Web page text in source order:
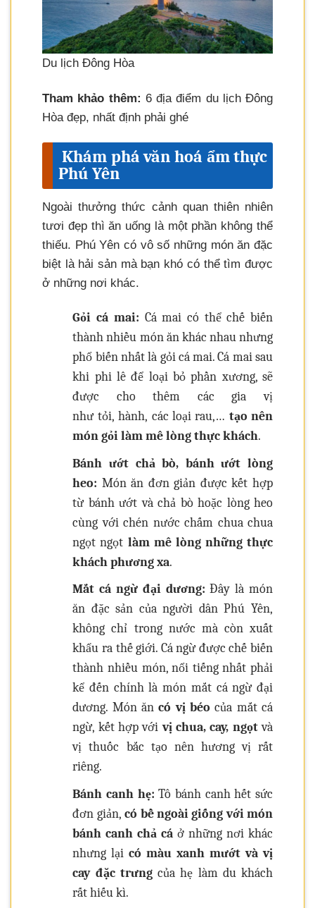
Du lịch Đông Hòa
Tham khảo thêm: 6 địa điểm du lịch Đông
Hòa đẹp, nhất định phải ghé
Khám phá văn hoá ẩm thực
Phú Yên
Ngoài thưởng thức cảnh quan thiên nhiên
tươi đẹp thì ăn uống là một phần không thể
thiếu. Phú Yên có vô số những món ăn đặc
biệt là hải sản mà bạn khó có thể tìm được
ở những nơi khác.
Gỏi cá mai: Cá mai có thể chế biến
thành nhiều món ăn khác nhau nhưng
phổ biến nhất là gỏi cá mai. Cá mai sau
khi phi lê để loại bỏ phần xương, sẽ
được cho thêm các gia vị
như tỏi, hành, các loại rau,… tạo nên
món gỏi làm mê lòng thực khách.
Bánh ướt chả bò, bánh ướt lòng
heo: Món ăn đơn giản được kết hợp
từ bánh ướt và chả bò hoặc lòng heo
cùng với chén nước chấm chua chua
ngọt ngọt làm mê lòng những thực
khách phương xa.
Mắt cá ngừ đại dương: Đây là món
ăn đặc sản của người dân Phú Yên,
không chỉ trong nước mà còn xuất
khẩu ra thế giới. Cá ngừ được chế biến
thành nhiều món, nổi tiếng nhất phải
kể đến chính là món mắt cá ngừ đại
dương. Món ăn có vị béo của mắt cá
ngừ, kết hợp vớivị chua, cay, ngọtvà
vị thuốc bắc tạo nên hương vị rất
riêng.
Bánh canh hẹ: Tô bánh canh hết sức
đơn giản, có bề ngoài giống với món
bánh canh chả cá ở những nơi khác
nhưng lạicó màu xanh mướt và vị
cay đặc trưngcủa hẹ làm du khách
rất hiếu kì.